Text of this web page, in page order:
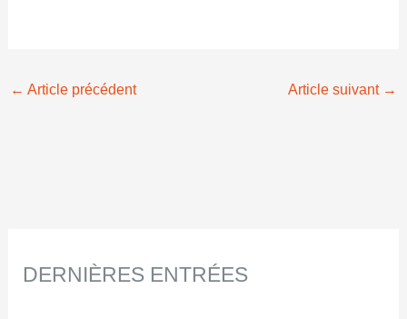
← Article précédent Article suivant →
DERNIÈRES ENTRÉES